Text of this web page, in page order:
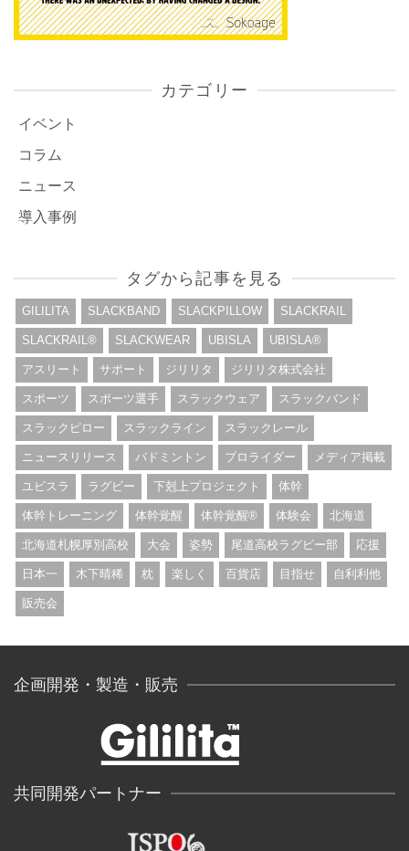
カテゴリー
イベント
コラム
ニュース
導入事例
タグから記事を見る
GILILITA SLACKBAND SLACKPILLOW SLACKRAIL
SLACKRAIL®︎ SLACKWEAR UBISLA UBISLA®︎
アスリート サポート ジリリタ ジリリタ株式会社
スポーツ スポーツ選手 スラックウェア スラックバンド
スラックピロー スラックライン スラックレール
ニュースリリース バドミントン プロライダー メディア掲載
ユビスラ ラグビー 下剋上プロジェクト 体幹
体幹トレーニング 体幹覚醒 体幹覚醒®︎ 体験会 北海道
北海道札幌厚別高校 大会 姿勢 尾道高校ラグビー部 応援
日本一 木下晴稀 枕 楽しく 百貨店 目指せ 自利利他
販売会
企画開発・製造・販売
共同開発パートナー